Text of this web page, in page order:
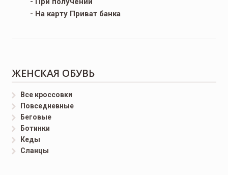
- На карту Приват банка
ЖЕНСКАЯ ОБУВЬ
Все кроссовки
Повседневные
Беговые
Ботинки
Кеды
Сланцы